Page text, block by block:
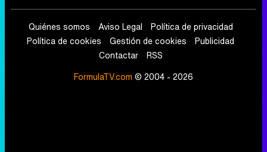
Quiénes somos Aviso Legal
Política de privacidad
Política de cookies
Gestión de cookies
Publicidad
Contactar
RSS
FormulaTV.com © 2004 - 2026